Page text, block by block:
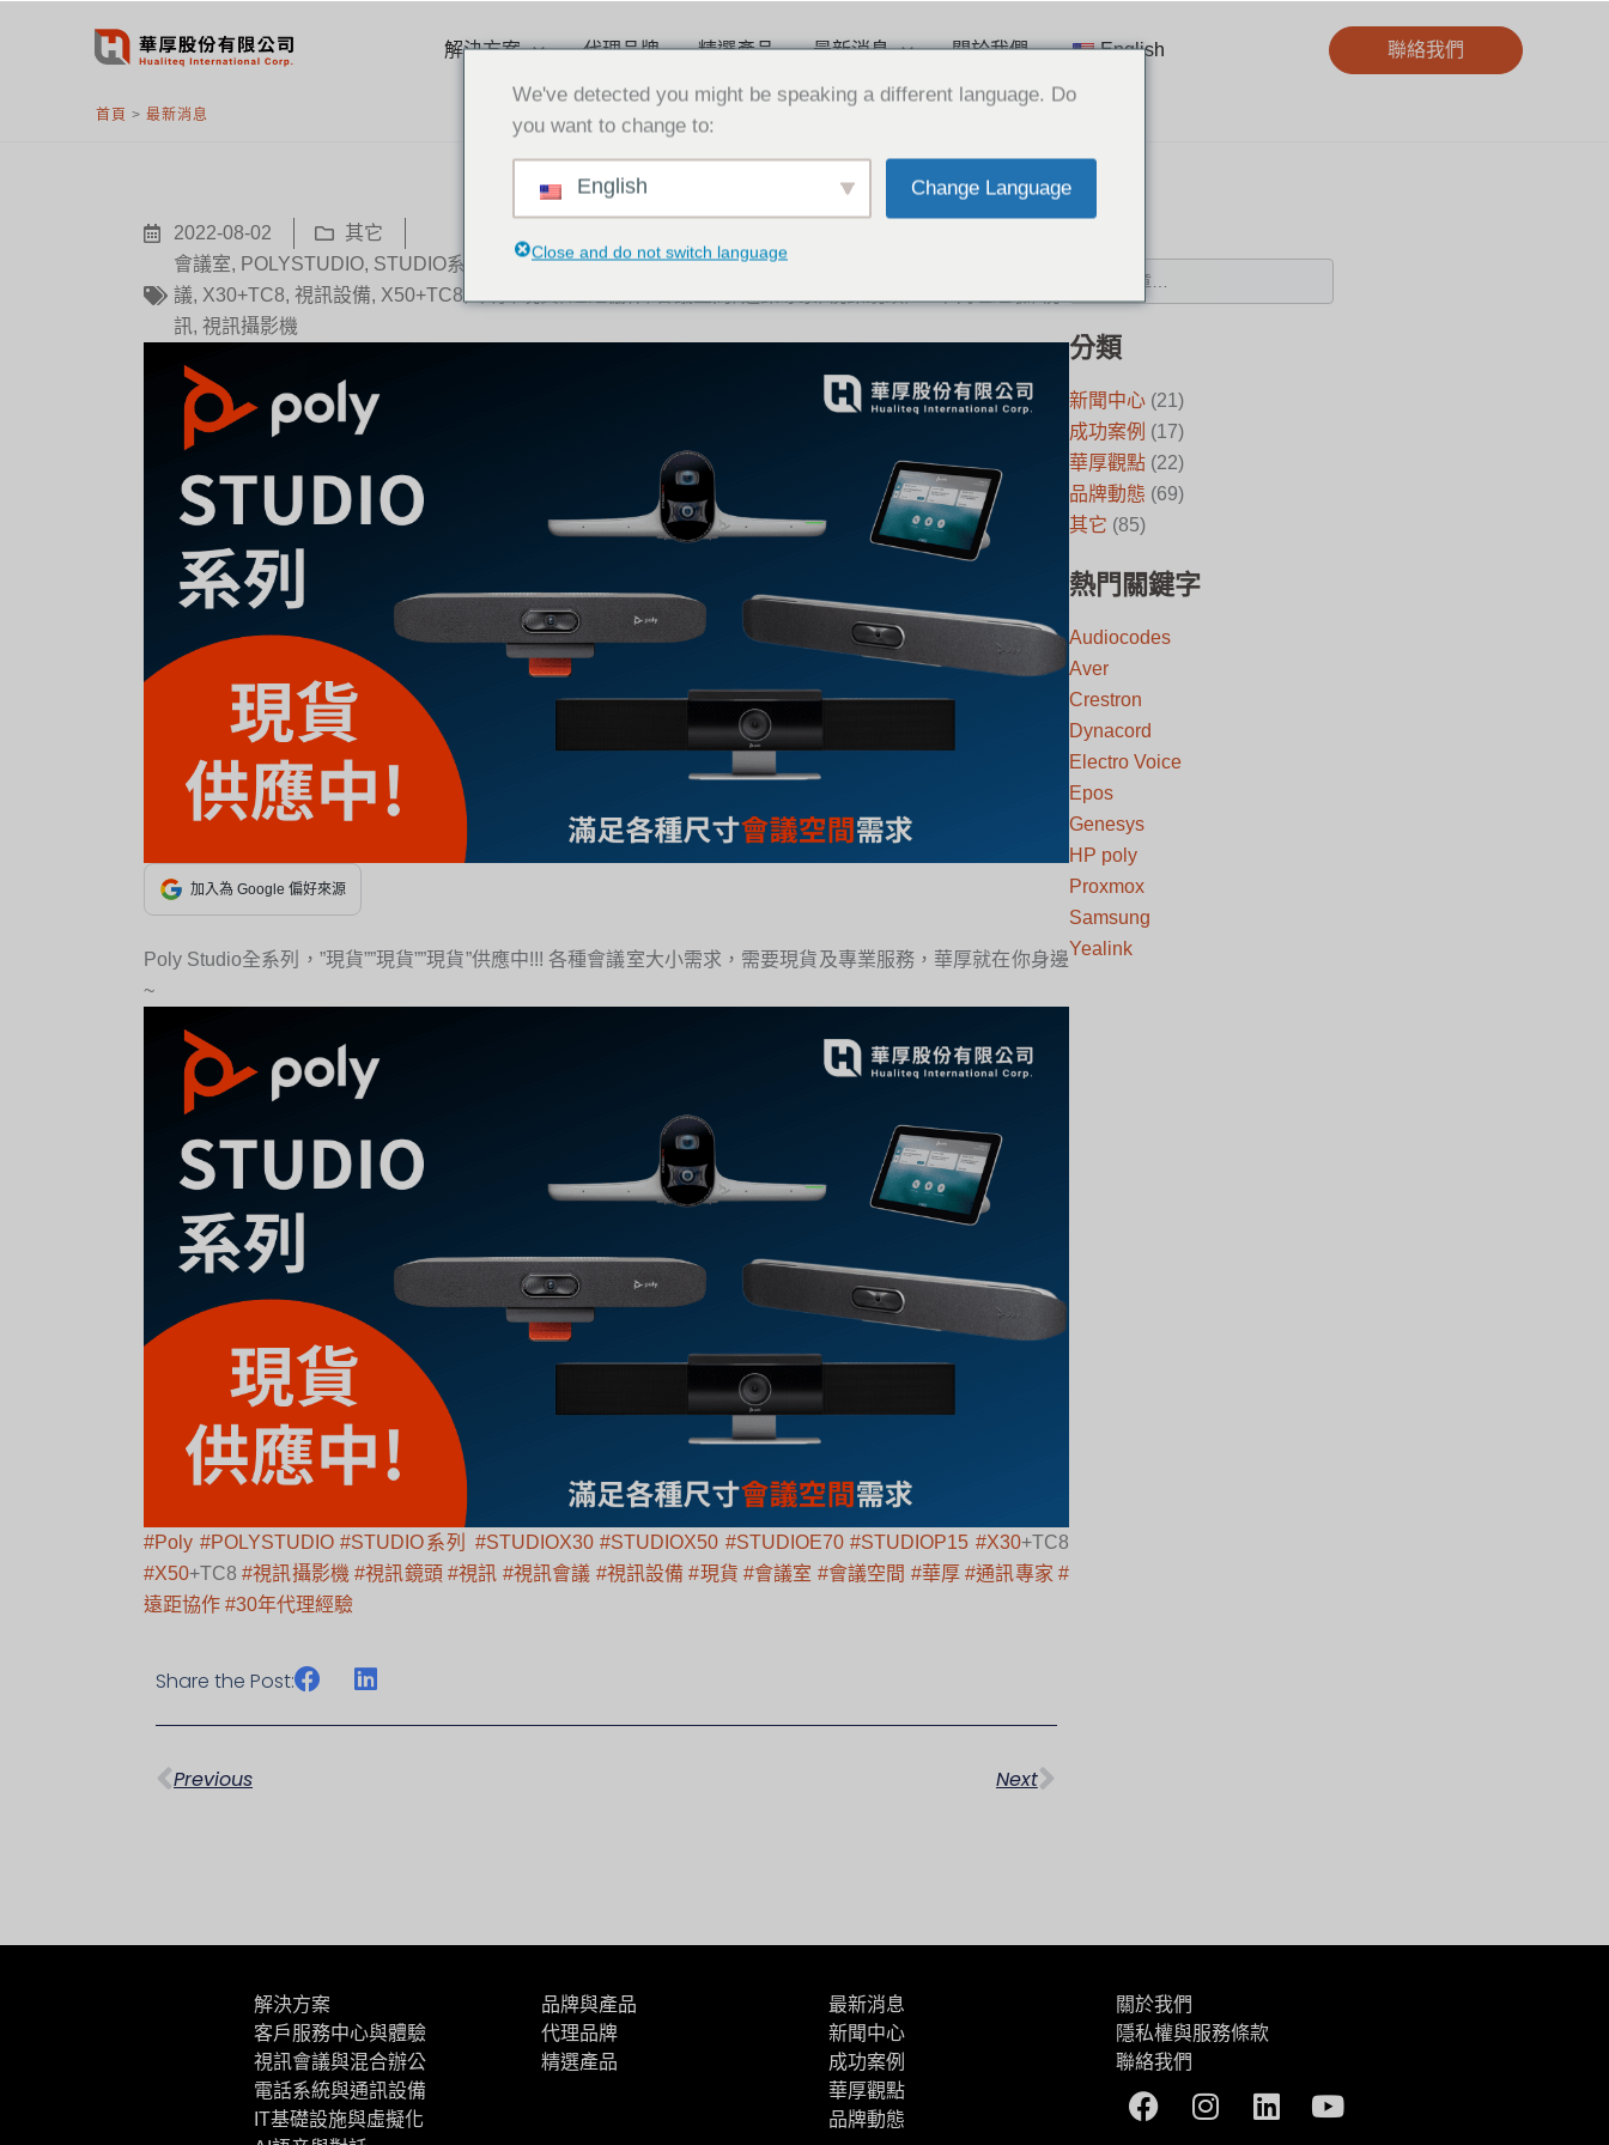
解決方案 代理品牌 精選產品 最新消息 關於我們 English 聯絡我們
首頁 > 最新消息
2022-08-02
其它
會議室, POLYSTUDIO, STUDIO系列 STUDIOX30,STUDIOX50,STUDIOE70
議, X30+TC8, 視訊設備, X50+TC8
訊, 視訊攝影機
加入為 Google 偏好來源
Poly Studio全系列，”現貨””現貨””現貨”供應中!!! 各種會議室大小需求，需要現貨及專業服務，華厚就在你身邊
~
#Poly #POLYSTUDIO #STUDIO系列 #STUDIOX30 #STUDIOX50 #STUDIOE70 #STUDIOP15 #X30+TC8
#X50+TC8#視訊攝影機 #視訊鏡頭 #視訊 #視訊會議 #視訊設備 #現貨 #會議室 #會議空間 #華厚 #通訊專家 #
遠距協作 #30年代理經驗
Share the Post:
Previous Next
搜尋
分類
新聞中心(21)
成功案例 (17)
華厚觀點(22)
品牌動態 (69)
其它 (85)
熱門關鍵字
Audiocodes
Aver
Crestron
Dynacord
Electro Voice
Epos
Genesys
HP poly
Proxmox
Samsung
Yealink
解決方案
客戶服務中心與體驗
視訊會議與混合辦公
電話系統與通訊設備
IT基礎設施與虛擬化
品牌與產品
代理品牌
精選產品
最新消息
新聞中心
成功案例
華厚觀點
品牌動態
關於我們
隱私權與服務條款
聯絡我們
Facebook
Instagram
LinkedinYoutube
We've detected you might be speaking a different language. Do
you want to change to:
English Change Language
Close and do not switch language